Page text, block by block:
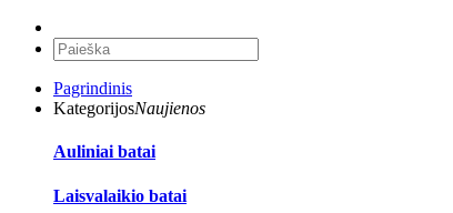
Pagrindinis
KategorijosNaujienos
Auliniai batai
Laisvalaikio batai